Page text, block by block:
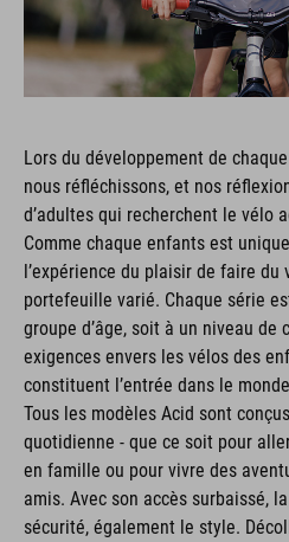
Lors du développement de
nous réfléchissons, et nos
d’adultes qui recherchent le vélo
Comme chaque enfants est
l’expérience du plaisir de faire du
portefeuille varié. Chaque série
groupe d’âge, soit à un niveau
exigences envers les vélos des
constituent l’entrée dans le
Tous les modèles Acid sont
quotidienne - que ce soit pour
en famille ou pour vivre des
amis. Avec son accès surbaissé,
sécurité, également le style.